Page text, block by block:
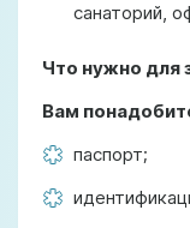
санаторий,
Что нужно для
Вам
паспорт;